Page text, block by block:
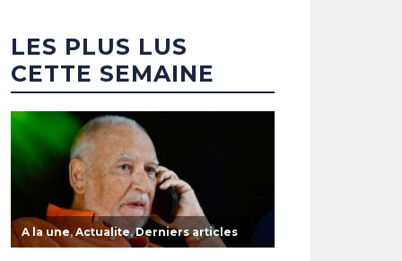
LES PLUS LUS
CETTE SEMAINE